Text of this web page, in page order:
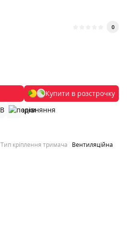
0
Купити в розстрочку
Тип кріплення тримача
Вентиляційна